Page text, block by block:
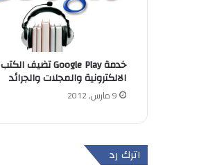
خدمة Google Play تضيف الكتب
الالكترونية والمجلات والجرائد
9 مارس, 2012
اترك رد